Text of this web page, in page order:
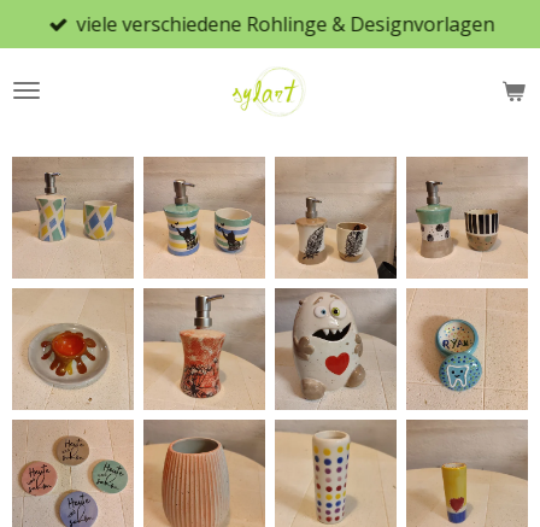
Zum
Hauptinhalt
springen
viele verschiedene Rohlinge & Designvorlagen